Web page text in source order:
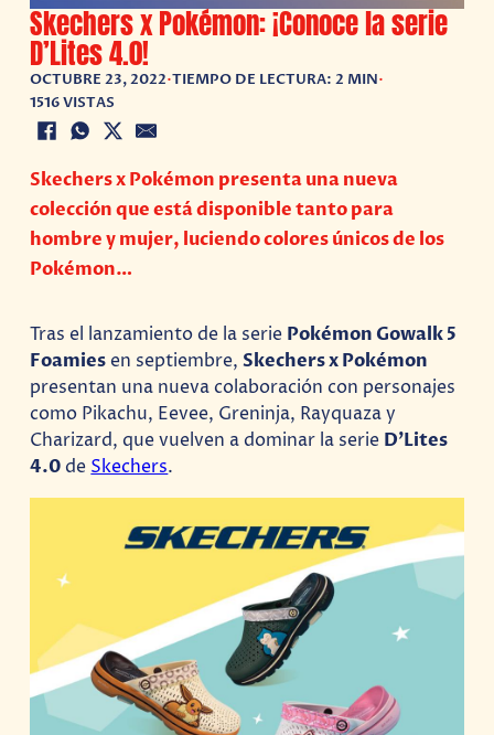
Skechers x Pokémon: ¡Conoce la serie
D’Lites 4.0!
OCTUBRE 23, 2022•TIEMPO DE LECTURA: 2 MIN•
1516 VISTAS
Skechers x Pokémon presenta una nueva
colección que está disponible tanto para
hombre y mujer, luciendo colores únicos de los
Pokémon…
Tras el lanzamiento de la serie Pokémon Gowalk 5
Foamiesen septiembre,Skechers x Pokémon
presentan una nueva colaboración con personajes
como Pikachu, Eevee, Greninja, Rayquaza y
Charizard, que vuelven a dominar la serie D’Lites
4.0de Skechers.